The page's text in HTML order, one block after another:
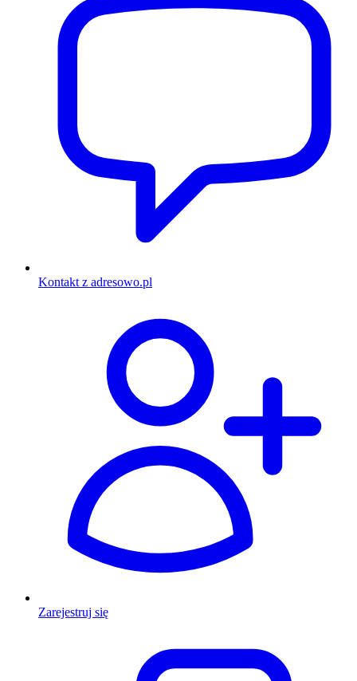
Kontakt z adresowo.pl
Zarejestruj się